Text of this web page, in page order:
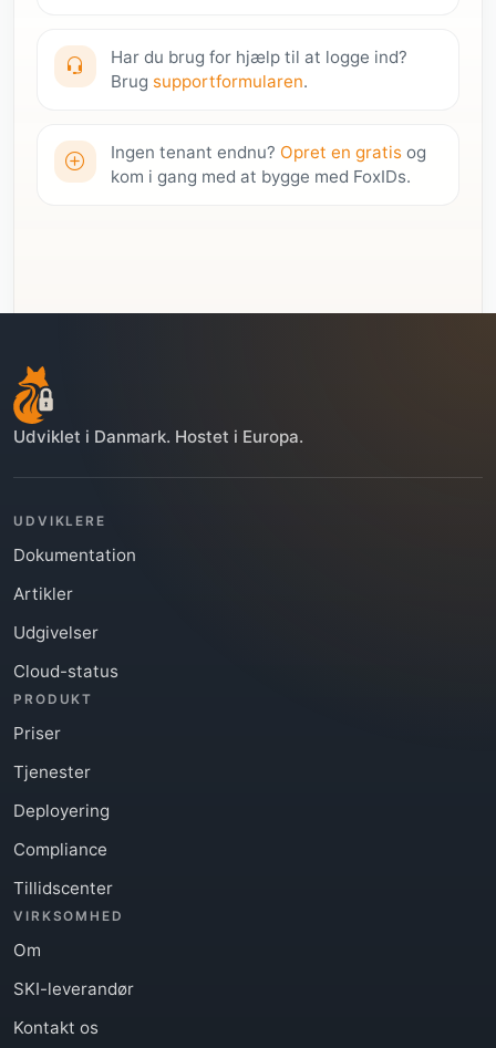
Har du brug for hjælp til at logge ind?
Brug supportformularen.
Ingen tenant endnu? Opret en gratis og
kom i gang med at bygge med FoxIDs.
Udviklet i Danmark. Hostet i Europa.
UDVIKLERE
Dokumentation
Artikler
Udgivelser
Cloud-status
PRODUKT
Priser
Tjenester
Deployering
Compliance
Tillidscenter
VIRKSOMHED
Om
SKI-leverandør
Kontakt os